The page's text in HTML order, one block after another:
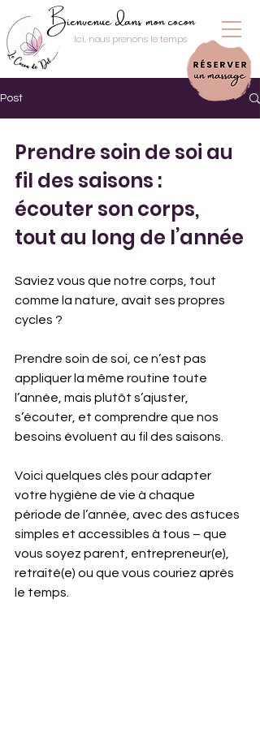
Bienvenue dans mon cocon
Ici, nous prenons le temps
Post
Prendre soin de soi au
fil des saisons :
écouter son corps,
tout au long de l’année
Saviez vous que notre corps, tout
comme la nature, avait ses propres
cycles ?
Prendre soin de soi, ce n’est pas
appliquer la même routine toute
l’année, mais plutôt s’ajuster,
s’écouter, et comprendre que nos
besoins évoluent au fil des saisons.
Voici quelques clés pour adapter
votre hygiène de vie à chaque
période de l’année, avec des astuces
simples et accessibles à tous – que
vous soyez parent, entrepreneur(e),
retraité(e) ou que vous couriez après
le temps.